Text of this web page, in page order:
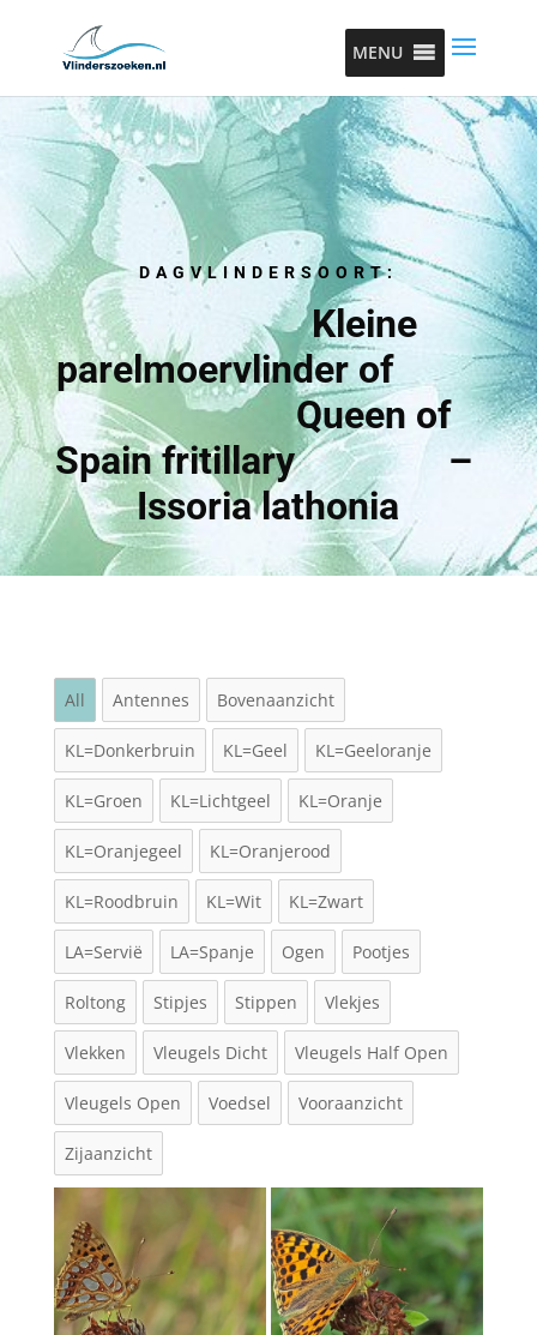
MENU
DAGVLINDERSOORT:
Kleine
parelmoervlinder of
Queen of
Spain fritillary –
Issoria lathonia
All Antennes Bovenaanzicht
KL=Donkerbruin KL=Geel KL=Geeloranje
KL=Groen KL=Lichtgeel KL=Oranje
KL=Oranjegeel KL=Oranjerood
KL=Roodbruin KL=Wit KL=Zwart
LA=Servië LA=Spanje Ogen Pootjes
Roltong Stipjes Stippen Vlekjes
Vlekken Vleugels Dicht Vleugels Half Open
Vleugels Open Voedsel Vooraanzicht
Zijaanzicht